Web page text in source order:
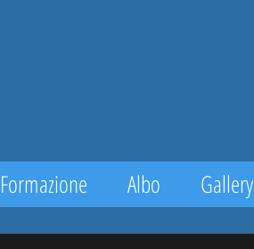
Formazione Albo Gallery